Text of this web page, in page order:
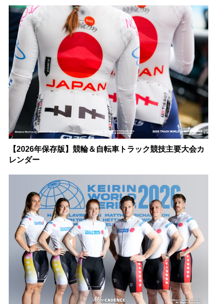
【2026年保存版】競輪＆自転車トラック競技主要大会カ
レンダー